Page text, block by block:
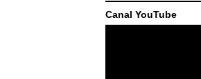
Canal YouTube